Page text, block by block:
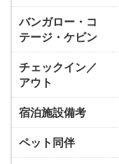
バンガロー・コ
テージ・ケビン
チェックイン／
アウト
宿泊施設備考
ペット同伴